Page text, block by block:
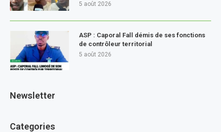
5 août 2026
ASP : Caporal Fall démis de ses fonctions
de contrôleur territorial
5 août 2026
Newsletter
Categories